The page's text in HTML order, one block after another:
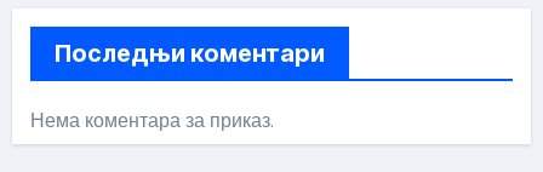
Последњи коментари
Нема коментара за приказ.